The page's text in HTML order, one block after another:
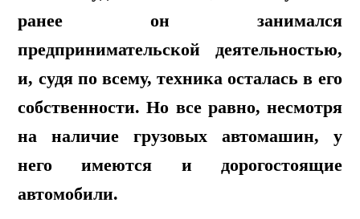
ранее он занимался
предпринимательской деятельностью,
и, судя по всему, техника осталась в его
собственности. Но все равно, несмотря
на наличие грузовых автомашин, у
него имеются и дорогостоящие
автомобили.